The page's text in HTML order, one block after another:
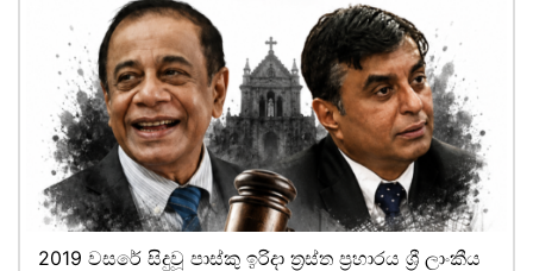
2019 වසරේ සිදුවූ පාස්කු ඉරිදා ත්‍රස්ත ප්‍රහාරය ශ්‍රී ලාංකීය